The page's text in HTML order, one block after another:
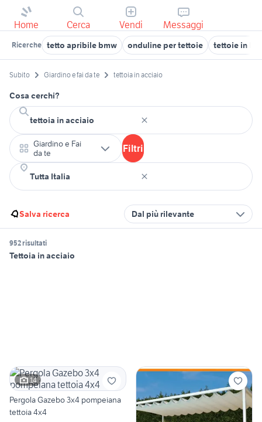
Home Cerca Vendi Messaggi
Ricerche tetto apribile bmw onduline per tettoie tettoie in
Subito Giardino e fai da te tettoia in acciaio
Cosa cerchi?
Giardino e Fai
da te
Filtri
Salva ricerca Dal più rilevante
952 risultati
Tettoia in acciaio
14
Pergola Gazebo 3x4 pompeiana
tettoia 4x4